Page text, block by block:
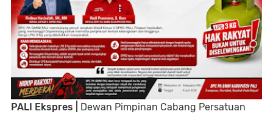
PALI Ekspres |
Dewan Pimpinan Cabang Persatuan